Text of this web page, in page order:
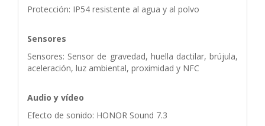
Protección: IP54 resistente al agua y al polvo
Sensores
Sensores: Sensor de gravedad, huella dactilar, brújula,
aceleración, luz ambiental, proximidad y NFC
Audio y vídeo
Efecto de sonido: HONOR Sound 7.3